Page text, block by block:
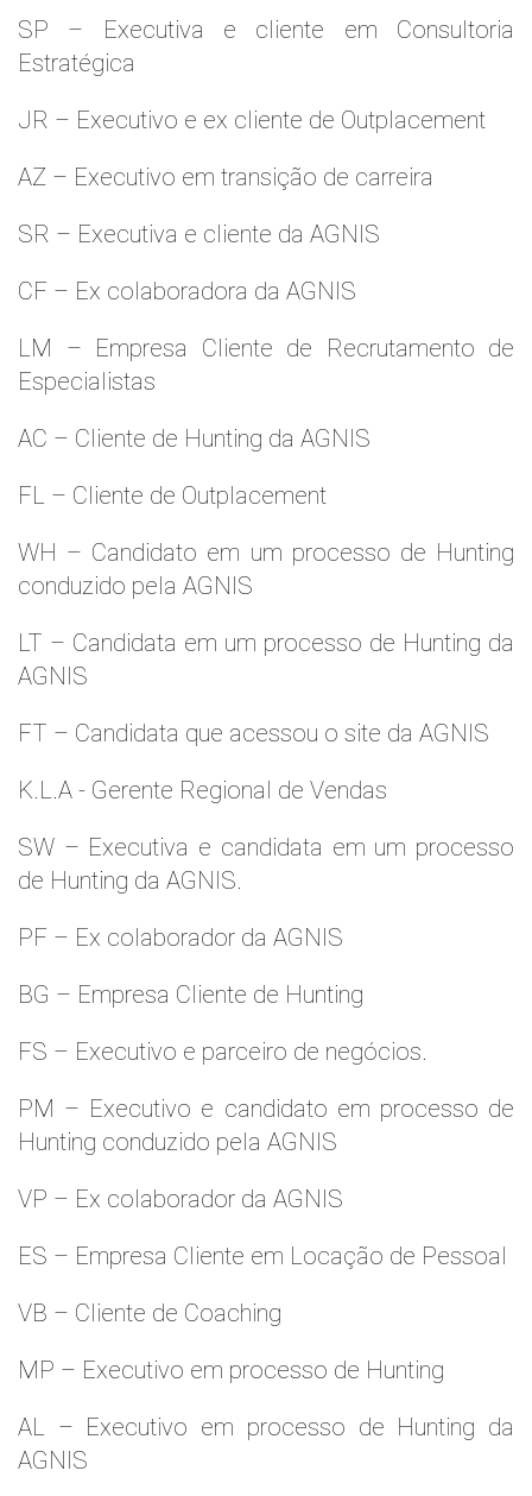
SP – Executiva e cliente em Consultoria
Estratégica
JR – Executivo e ex cliente de Outplacement
AZ – Executivo em transição de carreira
SR – Executiva e cliente da AGNIS
CF – Ex colaboradora da AGNIS
LM – Empresa Cliente de Recrutamento de
Especialistas
AC – Cliente de Hunting da AGNIS
FL – Cliente de Outplacement
WH – Candidato em um processo de Hunting
conduzido pela AGNIS
LT – Candidata em um processo de Hunting da
AGNIS
FT – Candidata que acessou o site da AGNIS
K.L.A - Gerente Regional de Vendas
SW – Executiva e candidata em um processo
de Hunting da AGNIS.
PF – Ex colaborador da AGNIS
BG – Empresa Cliente de Hunting
FS – Executivo e parceiro de negócios.
PM – Executivo e candidato em processo de
Hunting conduzido pela AGNIS
VP – Ex colaborador da AGNIS
ES – Empresa Cliente em Locação de Pessoal
VB – Cliente de Coaching
MP – Executivo em processo de Hunting
AL – Executivo em processo de Hunting da
AGNIS